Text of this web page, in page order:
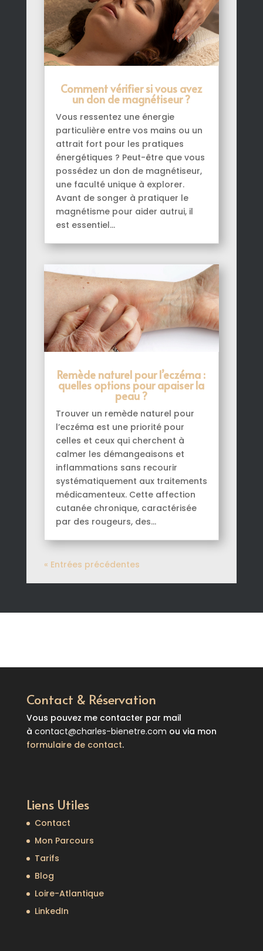
Comment vérifier si vous avez
un don de magnétiseur ?
Vous ressentez une énergie
particulière entre vos mains ou un
attrait fort pour les pratiques
énergétiques ? Peut-être que vous
possédez un don de magnétiseur,
une faculté unique à explorer.
Avant de songer à pratiquer le
magnétisme pour aider autrui, il
est essentiel...
Remède naturel pour l’eczéma :
quelles options pour apaiser la
peau ?
Trouver un remède naturel pour
l’eczéma est une priorité pour
celles et ceux qui cherchent à
calmer les démangeaisons et
inflammations sans recourir
systématiquement aux traitements
médicamenteux. Cette affection
cutanée chronique, caractérisée
par des rougeurs, des...
« Entrées précédentes
Contact & Réservation
Vous pouvez me contacter par mail
à contact@charles-bienetre.com ou via mon
formulaire de contact.
Liens Utiles
Contact
Mon Parcours
Tarifs
Blog
Loire-Atlantique
LinkedIn